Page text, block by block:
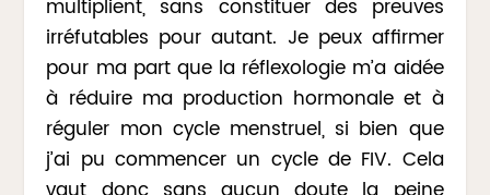
multiplient, sans constituer des preuves
irréfutables pour autant. Je peux affirmer
pour ma part que la réflexologie m’a aidée
à réduire ma production hormonale et à
réguler mon cycle menstruel, si bien que
j’ai pu commencer un cycle de FIV. Cela